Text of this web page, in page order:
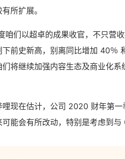
所扩展。
咱们以超卓的成果收官，不只营
下前史新高，别离同比增加 40％
们将继续加强内容生态及商业化
哩现在估计，公司 2020 财年第一
可能会有所改动，特别是考虑到与